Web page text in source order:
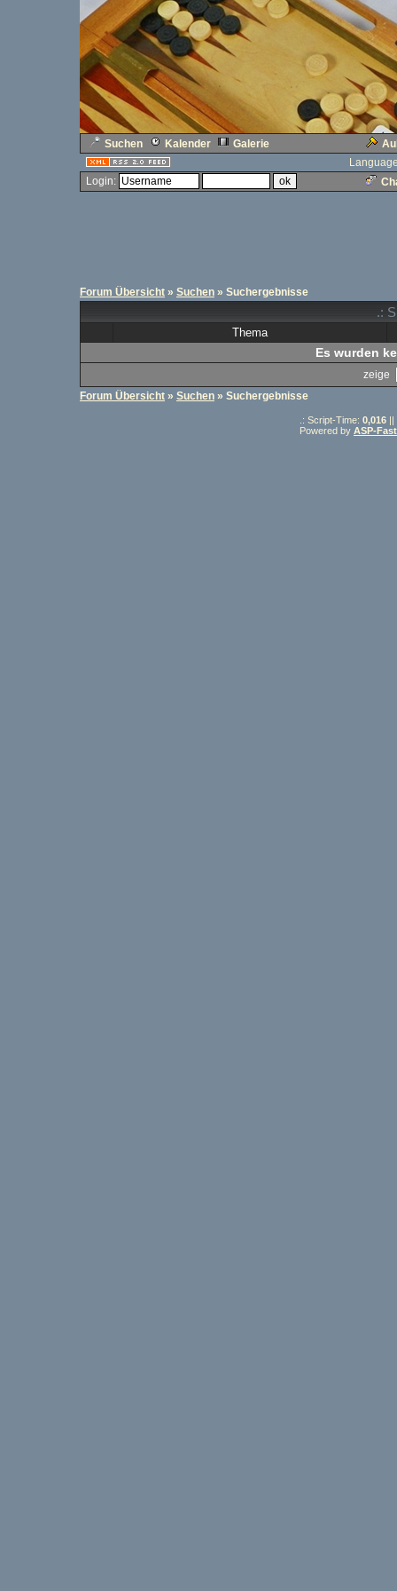
Suchen Kalender Galerie
Login:
Forum Übersicht » Suchen » Suchergebnisse
.:
Thema
Es wurden
zeige
Forum Übersicht » Suchen » Suchergebnisse
.: Script-Time: 0,016 ||
Powered by ASP-